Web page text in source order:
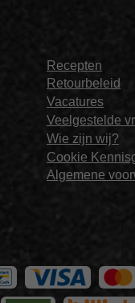
Recepten
Retourbeleid
Vacatures
Veelgestelde
Wie zijn wij?
Cookie
Algemene